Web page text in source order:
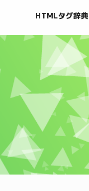
HTMLタグ辞典